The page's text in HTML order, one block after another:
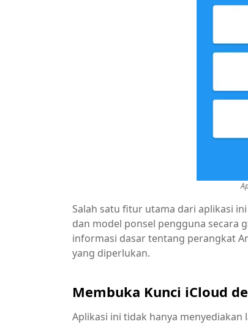
Salah satu fitur utama dari aplikasi
dan model ponsel pengguna secara
informasi dasar tentang perangkat
yang diperlukan.
Membuka Kunci iCloud
Aplikasi ini tidak hanya